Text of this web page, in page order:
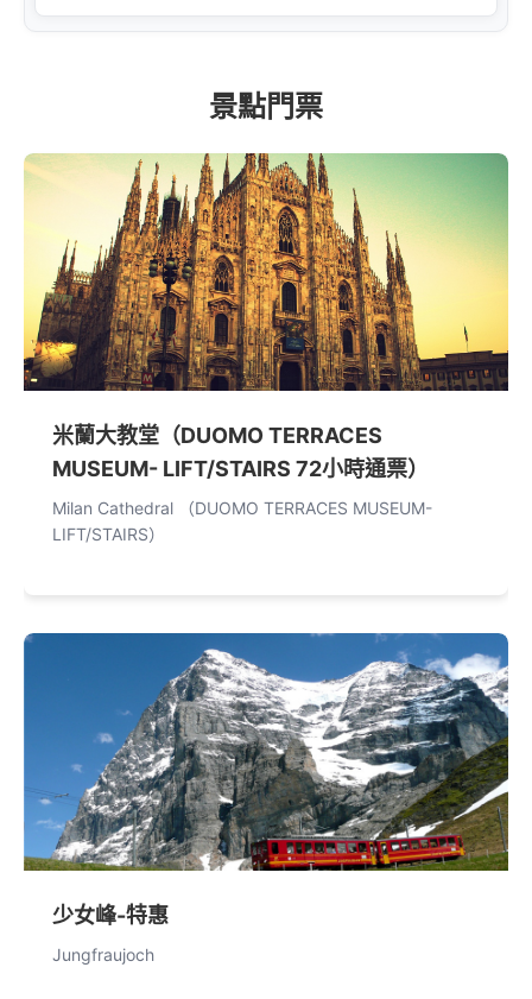
景點門票
米蘭大教堂（DUOMO TERRACES
MUSEUM- LIFT/STAIRS 72小時通票）
Milan Cathedral （DUOMO TERRACES MUSEUM-
LIFT/STAIRS）
少女峰-特惠
Jungfraujoch